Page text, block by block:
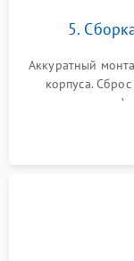
5.
Аккуратный
корпуса.
калибровка